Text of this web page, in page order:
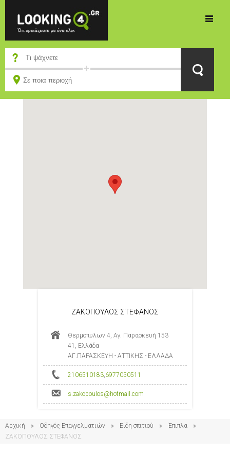
ΖΑΚΟΠΟΥΛΟΣ ΣΤΕΦΑΝΟΣ
Θερμοπυλων 4, Αγ. Παρασκευή 153
41, Ελλάδα
ΑΓ.ΠΑΡΑΣΚΕΥΗ - ΑΤΤΙΚΗΣ - ΕΛΛΑΔΑ
2106510183,6977050511
s.zakopoulos@hotmail.com
Αρχική Οδηγός Επαγγελματιών Είδη σπιτιού
Έπιπλα
ΖΑΚΟΠΟΥΛΟΣ ΣΤΕΦΑΝΟΣ